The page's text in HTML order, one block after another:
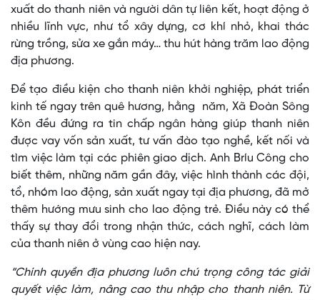
xuất do thanh niên và người dân tự liên kết, hoạt động ở
nhiều lĩnh vực, như tổ xây dựng, cơ khí nhỏ, khai thác
rừng trồng, sửa xe gắn máy… thu hút hàng trăm lao động
địa phương.
Để tạo điều kiện cho thanh niên khởi nghiệp, phát triển
kinh tế ngay trên quê hương, hằng năm, Xã Đoàn Sông
Kôn đều đứng ra tin chấp ngân hàng giúp thanh niên
được vay vốn sản xuất, tư vấn đào tạo nghề, kết nối và
tìm việc làm tại các phiên giao dịch. Anh Bríu Công cho
biết thêm, những năm gần đây, việc hình thành các đội,
tổ, nhóm lao động, sản xuất ngay tại địa phương, đã mở
thêm hướng mưu sinh cho lao động trẻ. Điều này có thể
thấy sự thay đổi trong nhận thức, cách nghĩ, cách làm
của thanh niên ở vùng cao hiện nay.
“Chính quyền địa phương luôn chú trọng công tác giải
quyết việc làm, nâng cao thu nhập cho thanh niên. Từ